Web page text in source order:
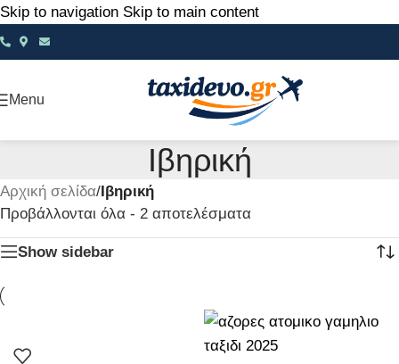
Skip to navigation Skip to main content
Menu
Ιβηρική
Αρχική σελίδα/Ιβηρική
Προβάλλονται όλα - 2 αποτελέσματα
Show sidebar